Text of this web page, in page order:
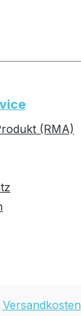
(RMA)
Versandkosten